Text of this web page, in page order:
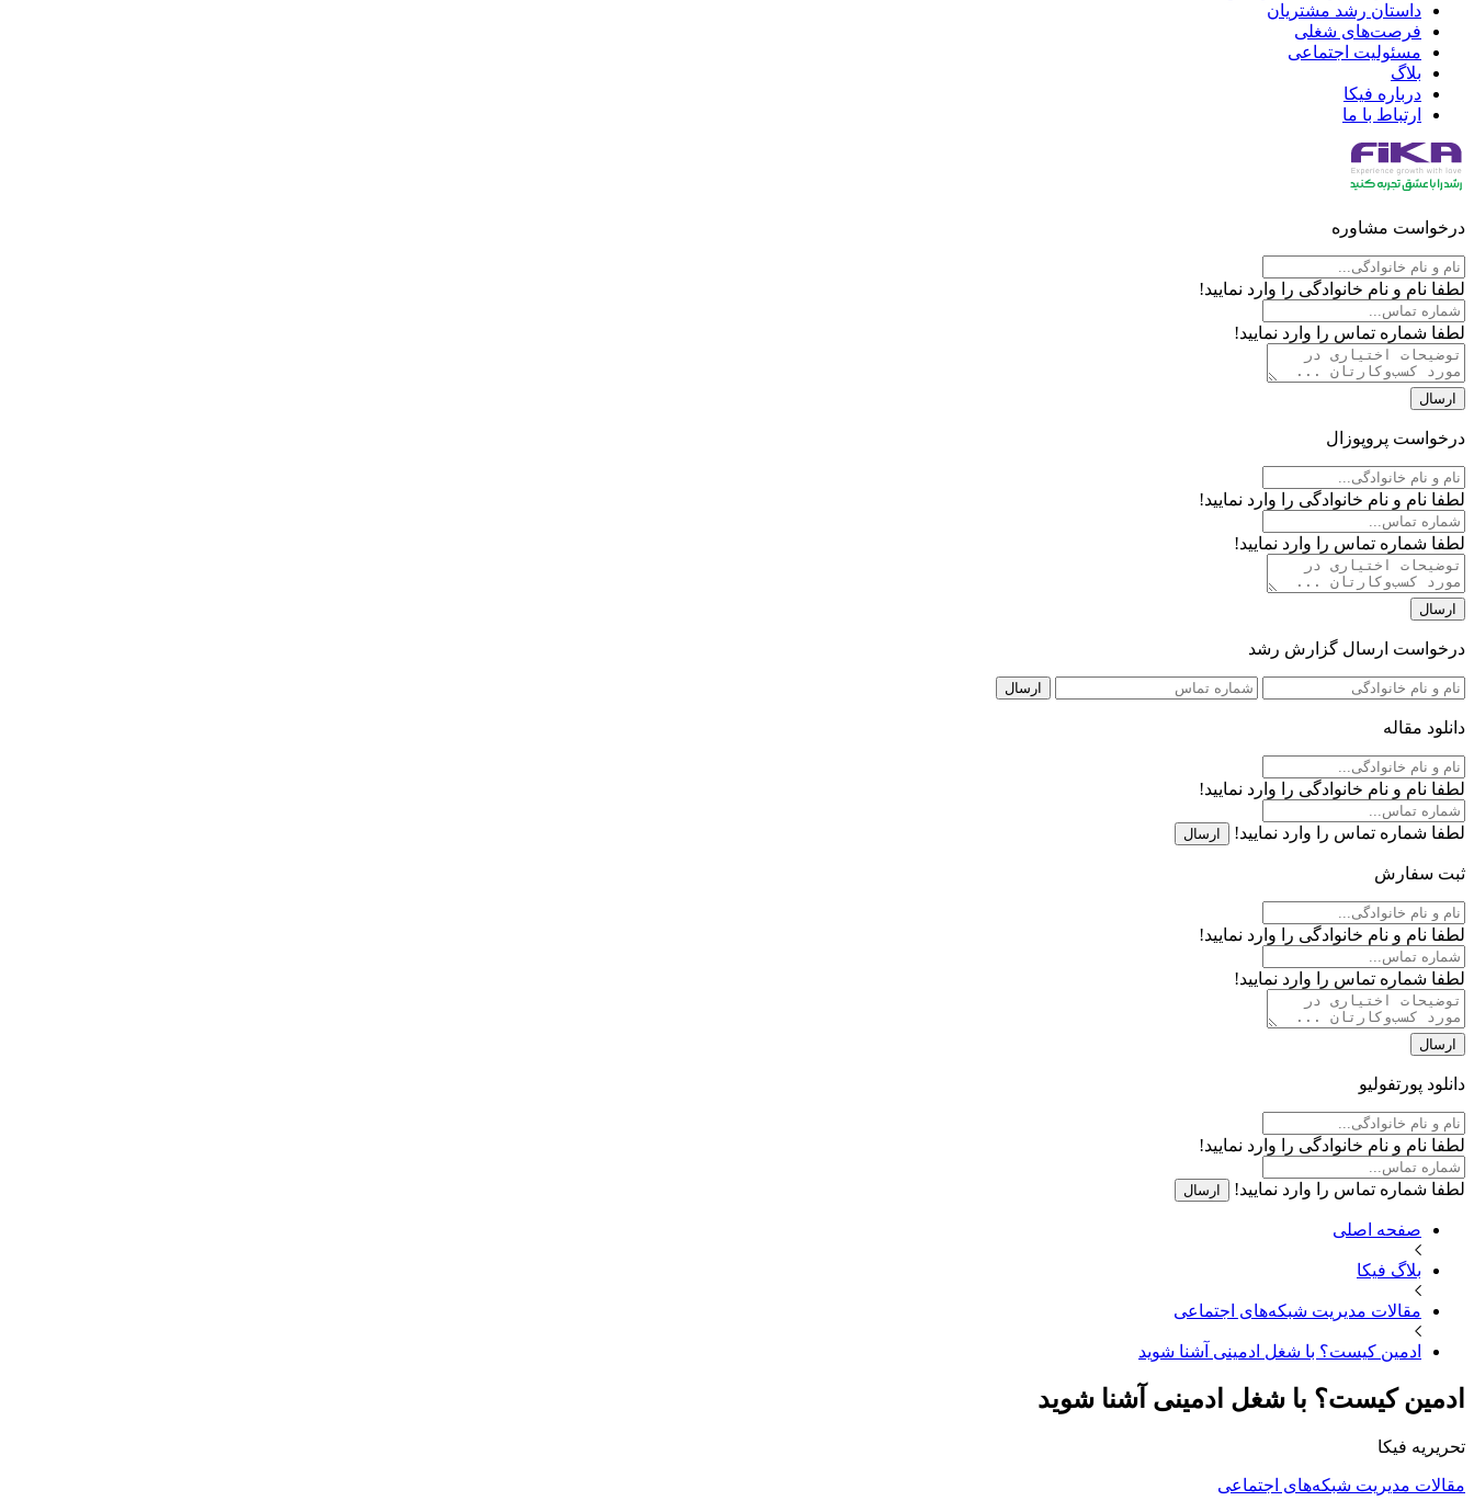
داستان رشد مشتریان
فرصت‌های شغلی
مسئولیت اجتماعی
بلاگ
درباره فیکا
ارتباط با ما
درخواست مشاوره
لطفا نام و نام خانوادگی را وارد نمایید!
لطفا شماره تماس را وارد نمایید!
ارسال
درخواست پروپوزال
لطفا نام و نام خانوادگی را وارد نمایید!
لطفا شماره تماس را وارد نمایید!
ارسال
درخواست ارسال گزارش رشد
ارسال
دانلود مقاله
لطفا نام و نام خانوادگی را وارد نمایید!
لطفا شماره تماس را وارد نمایید! ارسال
ثبت سفارش
لطفا نام و نام خانوادگی را وارد نمایید!
لطفا شماره تماس را وارد نمایید!
ارسال
دانلود پورتفولیو
لطفا نام و نام خانوادگی را وارد نمایید!
لطفا شماره تماس را وارد نمایید! ارسال
صفحه اصلی
بلاگ فیکا
مقالات مدیریت شبکه‌های اجتماعی
ادمین کیست؟ با شغل ادمینی آشنا شوید
ادمین کیست؟ با شغل ادمینی آشنا شوید
تحریریه فیکا
مقالات مدیریت شبکه‌های اجتماعی